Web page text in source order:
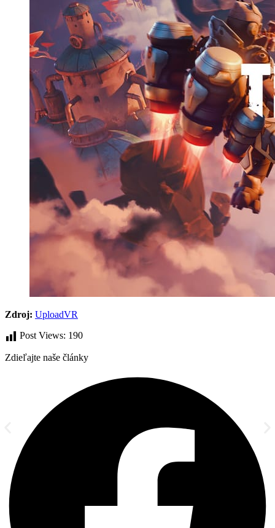
Zdroj: UploadVR
Post Views: 190
Zdieľajte naše články